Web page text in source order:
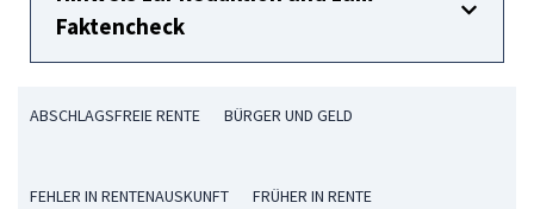
Faktencheck
ABSCHLAGSFREIE RENTE BÜRGER UND GELD
FEHLER IN RENTENAUSKUNFT FRÜHER IN RENTE